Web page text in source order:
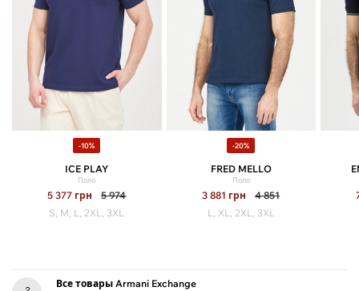
-10%
ICE PLAY
Поло
5 377 грн
5 974
S, M, L, 2XL, 3XL
-20%
FRED MELLO
Поло
3 881 грн
4 851
L, XL, 2XL, 3XL
Все товары Armani Exchange